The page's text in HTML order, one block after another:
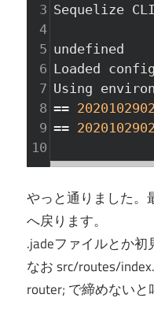
3 Sequelize
4
5 undefined
6 Loaded
7 Using
8 ==
9 ==
10
やっと通りました。
へ戻ります。
.jadeファイルとか初
なお src/routes/
router; で締めないと